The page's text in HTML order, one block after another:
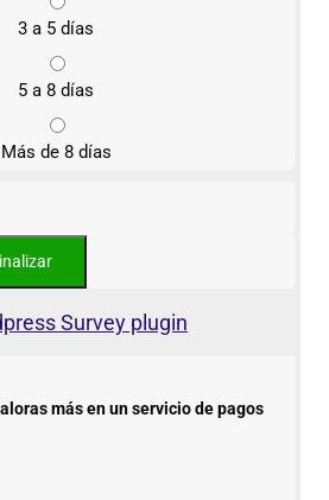
3 a 5 días
5 a 8 días
Más de 8 días
Survey plugin
más en un servicio de pagos